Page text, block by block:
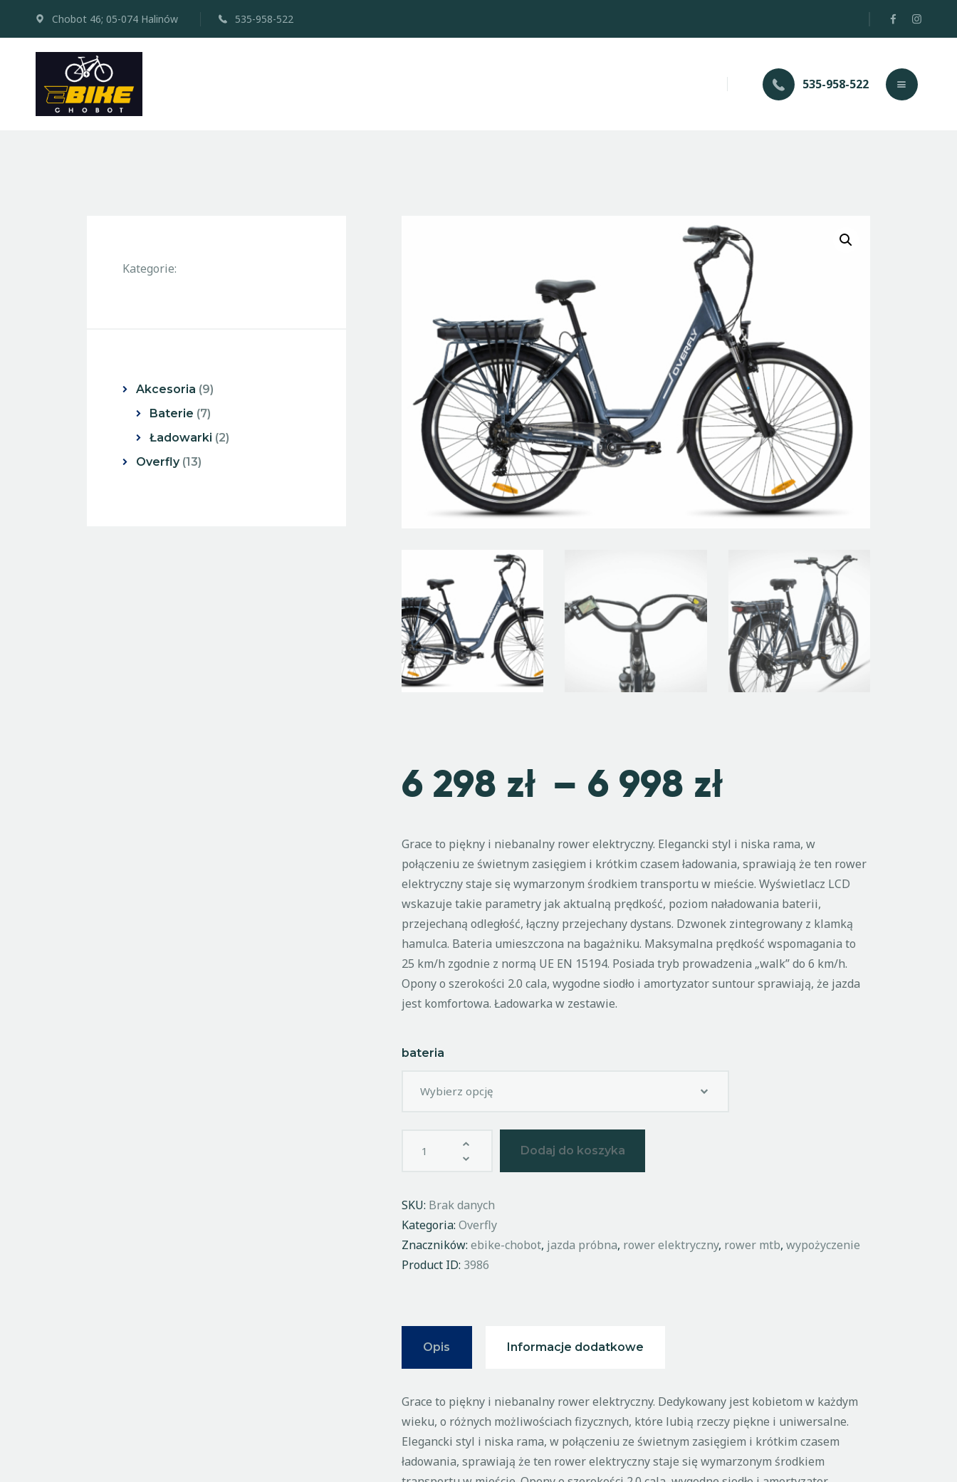
Chobot 46; 05-074 Halinów 535-958-522
535-958-522
ROWERÓW
6 298 zł – 6 998 zł
Grace to piękny i niebanalny rower elektryczny. Elegancki styl i niska rama, w
połączeniu ze świetnym zasięgiem i krótkim czasem ładowania, sprawiają że ten rower
elektryczny staje się wymarzonym środkiem transportu w mieście. Wyświetlacz LCD
wskazuje takie parametry jak aktualną prędkość, poziom naładowania baterii,
przejechaną odległość, łączny przejechany dystans. Dzwonek zintegrowany z klamką
hamulca. Bateria umieszczona na bagażniku. Maksymalna prędkość wspomagania to
25 km/h zgodnie z normą UE EN 15194. Posiada tryb prowadzenia „walk” do 6 km/h.
Opony o szerokości 2.0 cala, wygodne siodło i amortyzator suntour sprawiają, że jazda
jest komfortowa. Ładowarka w zestawie.
bateria
Dodaj do koszyka
n
SKU: Brak danych
Kategoria: Overfly
Znaczników: ebike-chobot, jazda próbna, rower elektryczny, rower mtb, wypożyczenie
Product ID: 3986
Opis Informacje dodatkowe
Grace to piękny i niebanalny rower elektryczny. Dedykowany jest kobietom w każdym
wieku, o różnych możliwościach fizycznych, które lubią rzeczy piękne i uniwersalne.
Elegancki styl i niska rama, w połączeniu ze świetnym zasięgiem i krótkim czasem
ładowania, sprawiają że ten rower elektryczny staje się wymarzonym środkiem
Kategorie:
Akcesoria 9
Baterie 7
Ładowarki 2
Overfly 13